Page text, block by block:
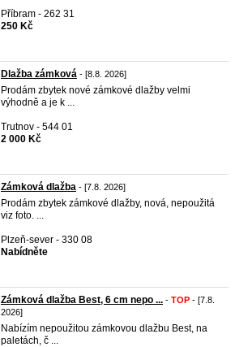
Příbram - 262 31
250 Kč
Dlažba zámková - [8.8. 2026]
Prodám zbytek nové zámkové dlažby velmi
výhodně a je k ...
Trutnov - 544 01
2 000 Kč
Zámková dlažba - [7.8. 2026]
Prodám zbytek zámkové dlažby, nová, nepoužitá
viz foto. ...
Plzeň-sever - 330 08
Nabídněte
Zámková dlažba Best, 6 cm nepo ... - TOP - [7.8.
2026]
Nabízím nepoužitou zámkovou dlažbu Best, na
paletách, č ...